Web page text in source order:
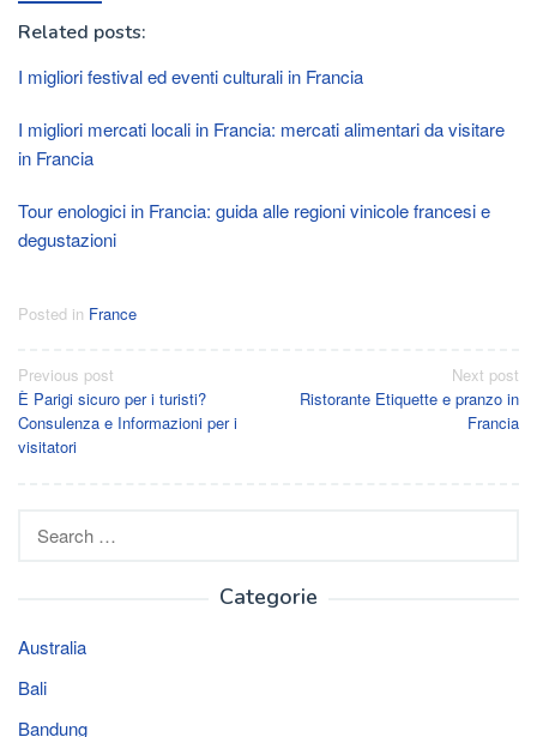
Related posts:
I migliori festival ed eventi culturali in Francia
I migliori mercati locali in Francia: mercati alimentari da visitare
in Francia
Tour enologici in Francia: guida alle regioni vinicole francesi e
degustazioni
Posted in France
Post
navigation
Previous post
È Parigi sicuro per i turisti?
Consulenza e Informazioni per i
visitatori
Next post
Ristorante Etiquette e pranzo in
Francia
Categorie
Australia
Bali
Bandung